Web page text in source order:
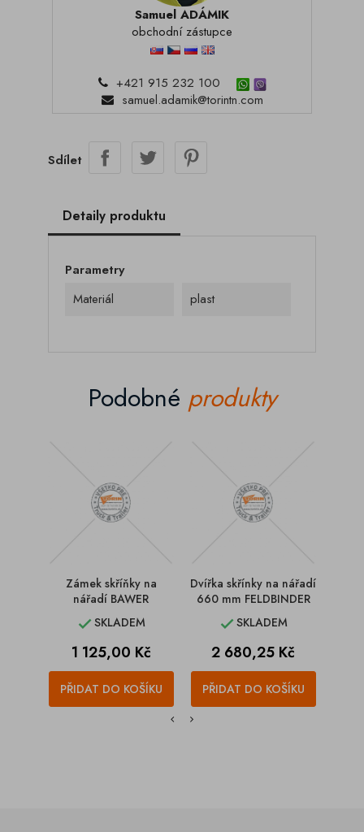
Samuel ADÁMIK
obchodní zástupce
+421 915 232 100
samuel.adamik@torintn.com
Sdílet
Detaily produktu
Parametry
Materiál
plast
Podobné produkty
Zámek skříňky na
nářadí BAWER
SKLADEM
Cena
1 125,00 Kč
PŘIDAT DO KOŠÍKU
Dvířka skřínky na nářadí
660 mm FELDBINDER
SKLADEM
Cena
2 680,25 Kč
PŘIDAT DO KOŠÍKU